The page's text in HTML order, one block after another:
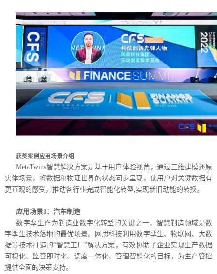
获奖案例应用场景介绍
MetaTwins智慧解决方案是基于用户体验视角，通过三维建模还原
实体场景，将数据和物理世界的状态同步呈现，使用户对关键数据有
更直观的感受，推动各行业完成智能化转型,实现新旧动能的转换。
应用场景1：汽车制造
数字孪生作为制造业数字化转型的关键之一，智慧制造领域是数
字孪生技术落地的最优场景。网思科技利用数字孪生、物联网、大数
据等技术打造的“智慧工厂”解决方案，有效协助了企业实现生产数据
可视化、监管即时化、调度一体化、管理智能化的目标，为生产管控
提供全面的决策支持。